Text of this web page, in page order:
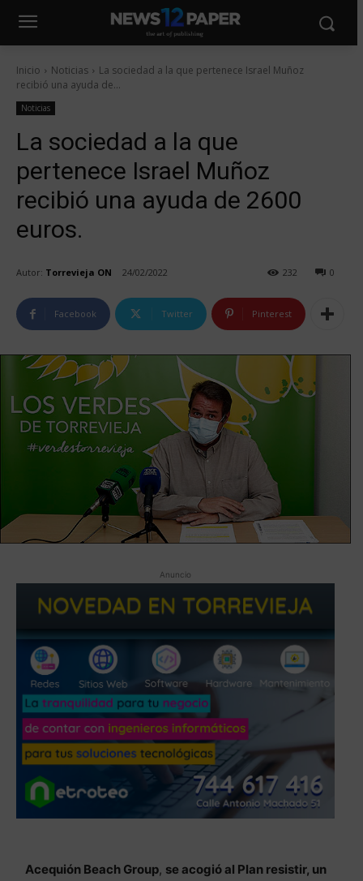
Inicio Noticias
La sociedad a la que pertenece Israel Muñoz
recibió una ayuda de...
Noticias
La sociedad a la que
pertenece Israel Muñoz
recibió una ayuda de 2600
euros.
Autor: Torrevieja ON 24/02/2022 0
232
Facebook Twitter Pinterest
Anuncio
Acequión Beach Group, se acogió al Plan resistir, un